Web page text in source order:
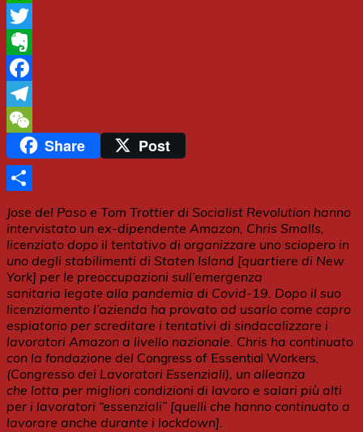
WhatsApp
Twitter
Evernote
Facebook
Telegram
WeChatShare Post
Share
Jose del Paso e Tom Trottier di Socialist Revolution hanno
intervistato un ex-dipendente Amazon, Chris Smalls,
licenziato dopo il tentativo di organizzare uno sciopero in
uno degli stabilimenti di Staten Island [quartiere di New
York] per le preoccupazioni sull’emergenza
sanitaria legate alla pandemia di Covid-19. Dopo il suo
licenziamento l’azienda ha provato ad usarlo come capro
espiatorio per screditare i tentativi di sindacalizzare i
lavoratori Amazon a livello nazionale. Chris ha continuato
con la fondazione del Congress of Essential Workers,
(Congresso dei Lavoratori Essenziali), un alleanza
che lotta per migliori condizioni di lavoro e salari più alti
per i lavoratori “essenziali” [quelli che hanno continuato a
lavorare anche durante i lockdown].